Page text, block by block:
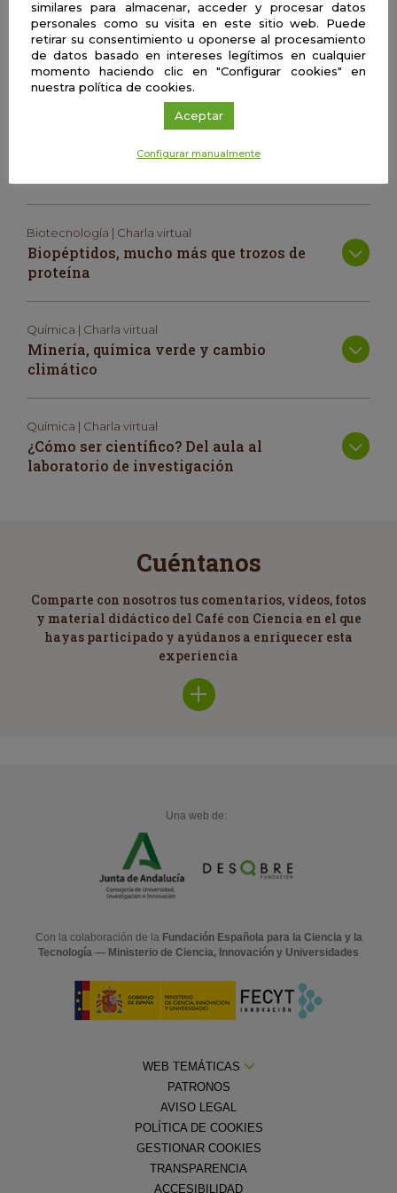
Mónica López Alonso
Ciencia de hoy para cuidar el patrimonio
Biotecnología | Charla virtual
Biopéptidos, mucho más que trozos de
proteína
Química | Charla virtual
Minería, química verde y cambio
climático
Química | Charla virtual
¿Cómo ser científico? Del aula al
laboratorio de investigación
Cuéntanos
Comparte con nosotros tus comentarios, vídeos, fotos
y material didáctico del Café con Ciencia en el que
hayas participado y ayúdanos a enriquecer esta
experiencia
Una web de:
Con la colaboración de la Fundación Española para la Ciencia y la
Tecnología — Ministerio de Ciencia, Innovación y Universidades
WEB TEMÁTICAS
PATRONOS
AVISO LEGAL
POLÍTICA DE COOKIES
GESTIONAR COOKIES
TRANSPARENCIA
ACCESIBILIDAD
similares para almacenar, acceder y procesar datos
personales como su visita en este sitio web. Puede
retirar su consentimiento u oponerse al procesamiento
de datos basado en intereses legítimos en cualquier
momento haciendo clic en "Configurar cookies" en
nuestra política de cookies.
Aceptar
Configurar manualmente